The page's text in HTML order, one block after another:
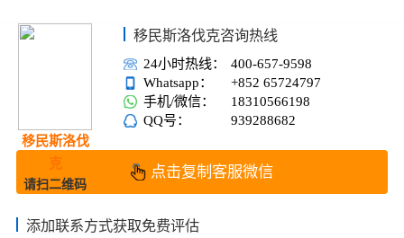
移民斯洛伐
克
请扫二维码
移民斯洛伐克咨询热线
24小时热线：
400-657-9598
Whatsapp：
+852 65724797
手机/微信：
18310566198
QQ号：
939288682
点击复制客服微信
添加联系方式获取免费评估